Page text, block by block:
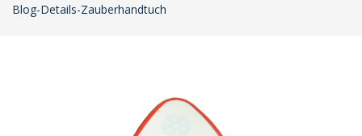
Blog-Details-Zauberhandtuch